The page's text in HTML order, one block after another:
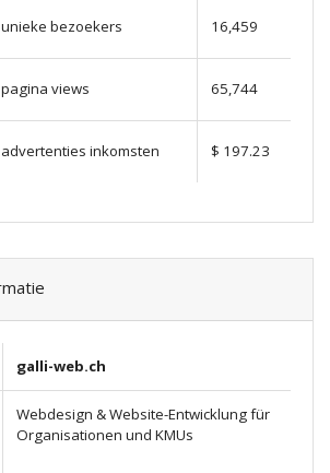
bezoekers 16,459
views 65,744
inkomsten $ 197.23
galli-web.ch
Webdesign & Website-Entwicklung für
Organisationen und KMUs